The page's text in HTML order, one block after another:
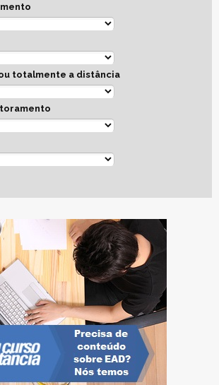
totalmente a distância